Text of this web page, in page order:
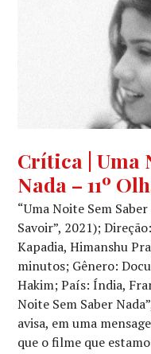
CRÍTICA
CINEMATOGRÁFICA,
MOSTRA
COMPETITIVA
Crítica | Uma
Nada – 11º
“Uma Noite Sem
Savoir”, 2021);
Kapadia, Himanshu
minutos; Gênero:
Hakim; País: Índia,
Noite Sem Saber
avisa, em uma
que o filme que